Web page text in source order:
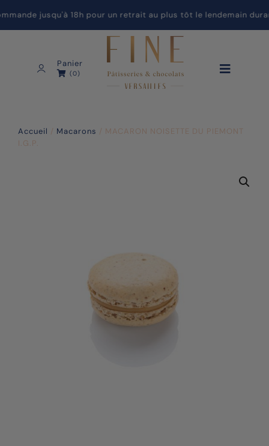
jusqu'à 18h pour un retrait au plus tôt le lendemain
Panier
(0)
Accueil / Macarons / MACARON NOISETTE DU PIEMONT
I.G.P.